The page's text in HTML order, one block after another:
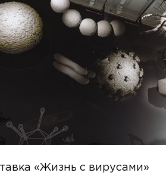
«Жизнь с вирусами»